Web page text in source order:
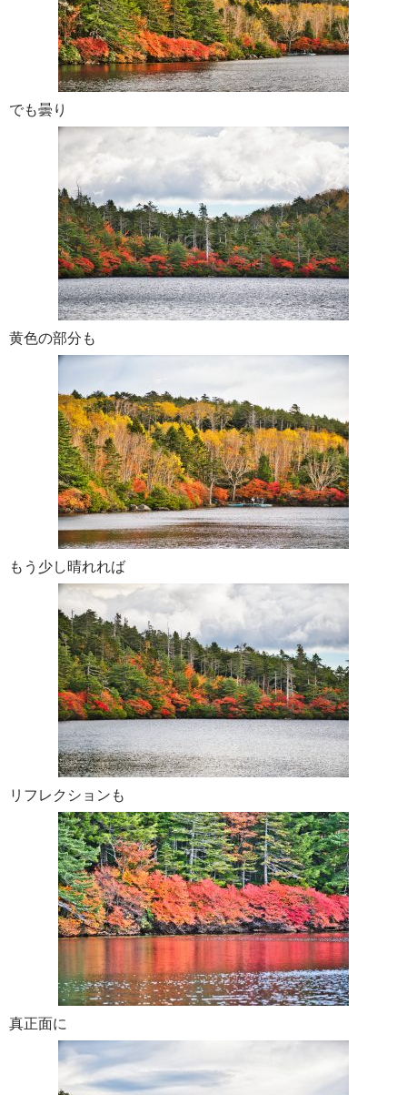
でも曇り
黄色の部分も
もう少し晴れれば
リフレクションも
真正面に